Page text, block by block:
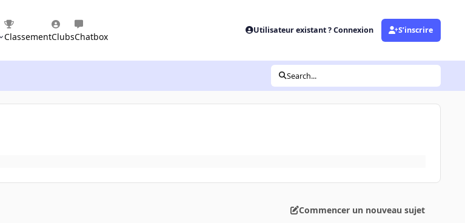
ClassementClubsChatbox
Utilisateur existant ? Connexion S’inscrire
Search...
Commencer un nouveau sujet